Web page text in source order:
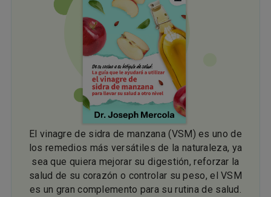
El vinagre de sidra de manzana (VSM) es uno de
los remedios más versátiles de la naturaleza, ya
sea que quiera mejorar su digestión, reforzar la
salud de su corazón o controlar su peso, el VSM
es un gran complemento para su rutina de salud.